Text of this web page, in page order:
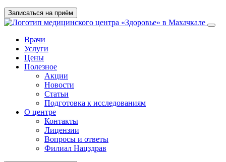
Записаться на приём
Врачи
Услуги
Цены
Полезное
Акции
Новости
Статьи
Подготовка к исследованиям
О центре
Контакты
Лицензии
Вопросы и ответы
Филиал Нацздрав